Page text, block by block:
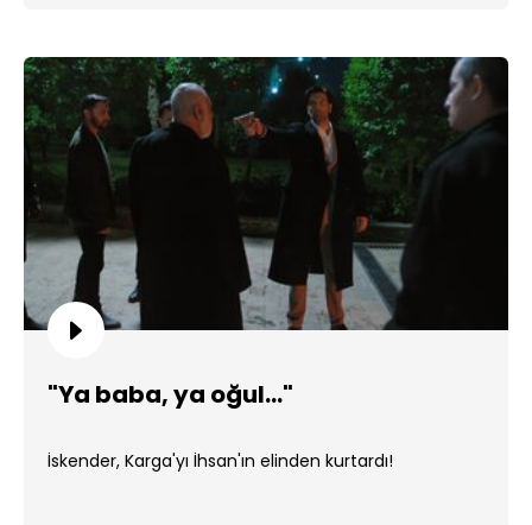
"Ya baba, ya oğul..."
İskender, Karga'yı İhsan'ın elinden kurtardı!